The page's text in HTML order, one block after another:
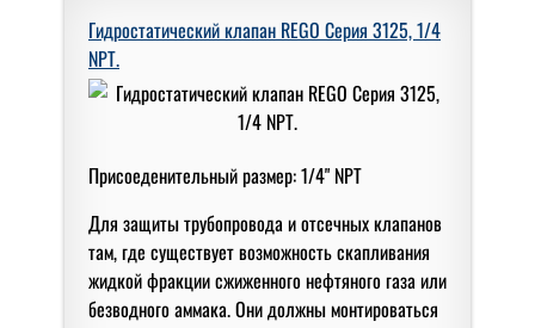
Гидростатический клапан REGO Серия 3125, 1/4
NPT.
Присоеденительный размер: 1/4" NPT
Для защиты трубопровода и отсечных клапанов
там, где существует возможность скапливания
жидкой фракции сжиженного нефтяного газа или
безводного аммака. Они должны монтироваться